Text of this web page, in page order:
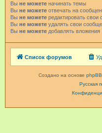
Вы не можете начинать темы
Вы не можете отвечать на
Вы не можете редактировать свои
Вы не можете удалять свои
Вы не можете добавлять вложения
Список форумов
Создано на основе phpBB
Русская